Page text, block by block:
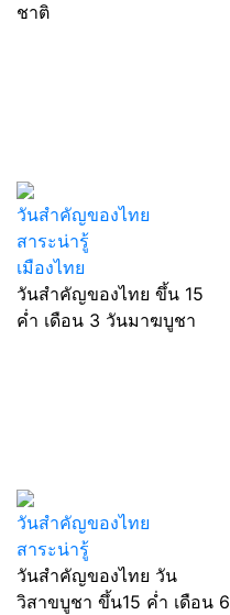
ชาติ
วันสำคัญของไทย
สาระน่ารู้
เมืองไทย
วันสำคัญของไทย ขึ้น 15
ค่ำ เดือน 3 วันมาฆบูชา
วันสำคัญของไทย
สาระน่ารู้
วันสำคัญของไทย วัน
วิสาขบูชา ขึ้น15 ค่ำ เดือน 6